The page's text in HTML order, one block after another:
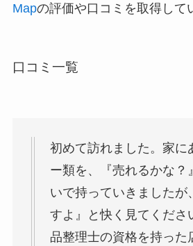
Mapの評価や口コミを取得して
口コミ一覧
初めて訪れました。家に
ー類を、『売れるかな？
いで持っていきましたが
すよ』と快く見てくださ
品整理士の資格を持った